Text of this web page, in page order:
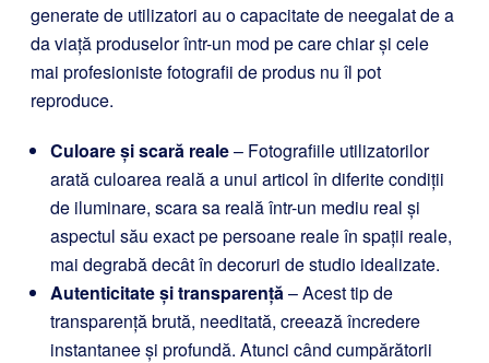
generate de utilizatori au o capacitate de neegalat de a
da viață produselor într-un mod pe care chiar și cele
mai profesioniste fotografii de produs nu îl pot
reproduce.
Culoare și scară reale– Fotografiile utilizatorilor
arată culoarea reală a unui articol în diferite condiții
de iluminare, scara sa reală într-un mediu real și
aspectul său exact pe persoane reale în spații reale,
mai degrabă decât în decoruri de studio idealizate.
Autenticitate și transparență– Acest tip de
transparență brută, needitată, creează încredere
instantanee și profundă. Atunci când cumpărătorii